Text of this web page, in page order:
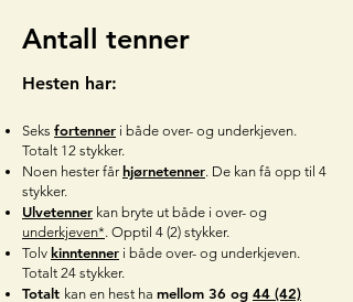
Antall tenner
Hesten har:
Seks fortenner i både over- og underkjeven.
Totalt 12 stykker.
Noen hester fårhjørnetenner. De kan få opp til 4
stykker.
Ulvetenner kan bryte ut både i over- og
underkjeven*. Opptil 4 (2) stykker.
Tolv kinntenner i både over- og underkjeven.
Totalt 24 stykker.
Totalt kan en hest ha mellom 36 og 44 (42)